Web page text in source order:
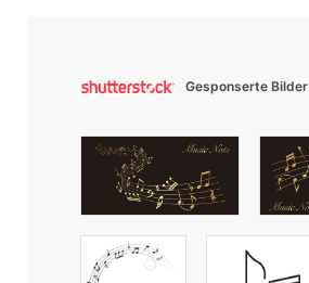
Gesponserte Bilder